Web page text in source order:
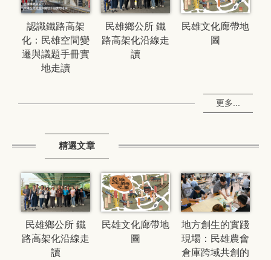
認識鐵路高架
化：民雄空間變
遷與議題手冊實
地走讀
民雄鄉公所 鐵
路高架化沿線走
讀
民雄文化廊帶地
圖
更多...
精選文章
民雄鄉公所 鐵
路高架化沿線走
讀
民雄文化廊帶地
圖
地方創生的實踐
現場：民雄農會
倉庫跨域共創的